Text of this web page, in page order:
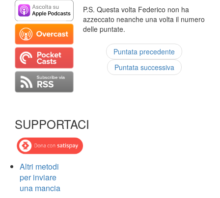
SUPPORTACI
Altri metodi
per inviare
una mancia
P.S. Questa volta Federico non ha
azzeccato neanche una volta il numero
delle puntate.
Puntata precedente
Puntata successiva